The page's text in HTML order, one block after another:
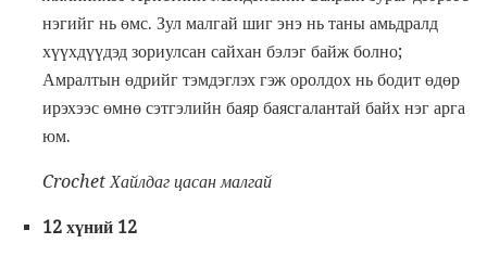
нэгийг нь өмс. Зул малгай шиг энэ нь таны амьдралд
хүүхдүүдэд зориулсан сайхан бэлэг байж болно;
Амралтын өдрийг тэмдэглэх гэж оролдох нь бодит өдөр
ирэхээс өмнө сэтгэлийн баяр баясгалантай байх нэг арга
юм.
Crochet Хайлдаг цасан малгай
12 хүний ​​12